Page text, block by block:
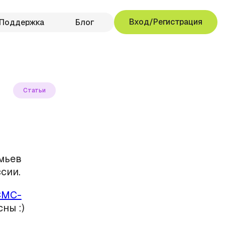
Блог Вход/Регистрация
Статьи
:)